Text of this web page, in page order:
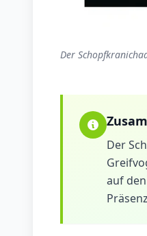
Der
Der
auf